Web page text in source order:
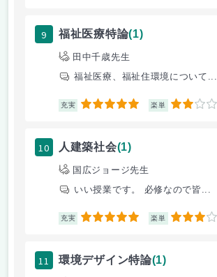
9 福祉医療特論(1)
田中千歳先生
福祉医療、福祉住環境について...
充実 5 楽単 2
10 人建築社会(1)
国広ジョージ先生
いい授業です。 必修なので皆...
充実 5 楽単 3
11 環境デザイン特論(1)